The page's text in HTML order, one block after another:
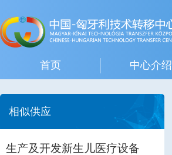
首页 中心介绍
相似供应
生产及开发新生儿医疗设备